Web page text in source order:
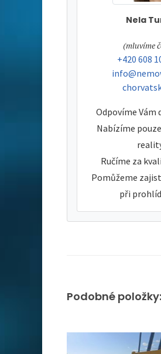
Nela
tel:
(mluvíme
tel:
+420 608
e-mail:
Odpovíme Vám
Nabízíme
Ručíme za
Pomůžeme
při
Podobné položky: